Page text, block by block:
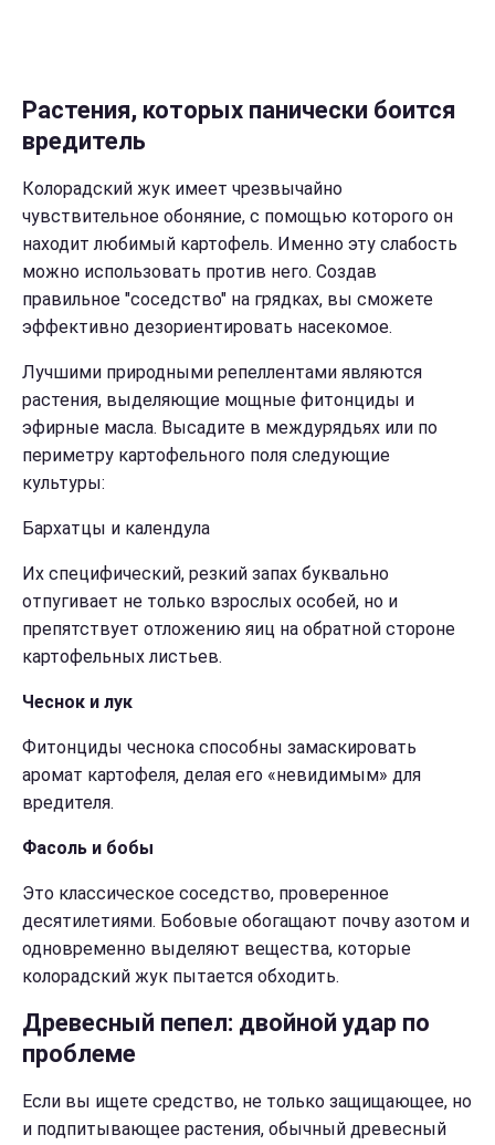
Растения, которых панически боится
вредитель
Колорадский жук имеет чрезвычайно
чувствительное обоняние, с помощью которого он
находит любимый картофель. Именно эту слабость
можно использовать против него. Создав
правильное "соседство" на грядках, вы сможете
эффективно дезориентировать насекомое.
Лучшими природными репеллентами являются
растения, выделяющие мощные фитонциды и
эфирные масла. Высадите в междурядьях или по
периметру картофельного поля следующие
культуры:
Бархатцы и календула
Их специфический, резкий запах буквально
отпугивает не только взрослых особей, но и
препятствует отложению яиц на обратной стороне
картофельных листьев.
Чеснок и лук
Фитонциды чеснока способны замаскировать
аромат картофеля, делая его «невидимым» для
вредителя.
Фасоль и бобы
Это классическое соседство, проверенное
десятилетиями. Бобовые обогащают почву азотом и
одновременно выделяют вещества, которые
колорадский жук пытается обходить.
Древесный пепел: двойной удар по
проблеме
Если вы ищете средство, не только защищающее, но
и подпитывающее растения, обычный древесный